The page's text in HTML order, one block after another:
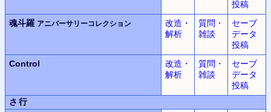
投稿
魂斗羅 アニバーサリーコレクション
改造・
解析
質問・
雑談
セーブ
データ
投稿
Control
改造・
解析
質問・
雑談
セーブ
データ
投稿
さ行